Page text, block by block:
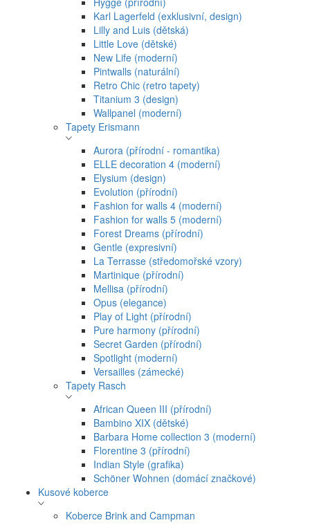
Karl Lagerfeld (exklusivní, design)
Lilly and Luis (dětská)
Little Love (dětské)
New Life (moderní)
Pintwalls (naturální)
Retro Chic (retro tapety)
Titanium 3 (design)
Wallpanel (moderní)
Tapety Erismann
Aurora (přírodní - romantika)
ELLE decoration 4 (moderní)
Elysium (design)
Evolution (přírodní)
Fashion for walls 4 (moderní)
Fashion for walls 5 (moderní)
Forest Dreams (přírodní)
Gentle (expresivní)
La Terrasse (středomořské vzory)
Martinique (přírodní)
Mellisa (přírodní)
Opus (elegance)
Play of Light (přírodní)
Pure harmony (přírodní)
Secret Garden (přírodní)
Spotlight (moderní)
Versailles (zámecké)
Tapety Rasch
African Queen III (přírodní)
Bambino XIX (dětské)
Barbara Home collection 3 (moderní)
Florentine 3 (přírodní)
Indian Style (grafika)
Schöner Wohnen (domácí značkové)
Kusové koberce
Koberce Brink and Campman